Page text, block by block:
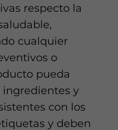
respecto la
cualquier
o
pueda
y
con los
y deben